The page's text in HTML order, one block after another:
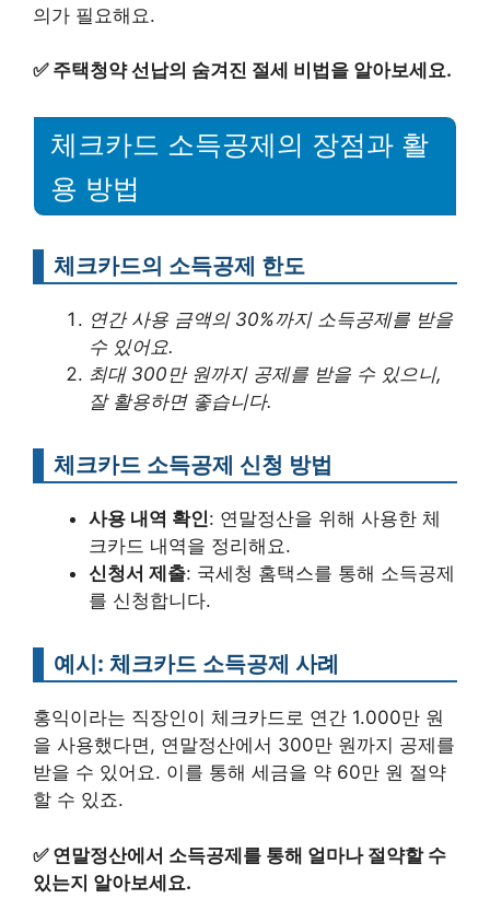
의가 필요해요.
✅ 주택청약 선납의 숨겨진 절세 비법을 알아보세요.
체크카드 소득공제의 장점과 활
용 방법
체크카드의 소득공제 한도
연간 사용 금액의 30%까지 소득공제를 받을
수 있어요.
최대 300만 원까지 공제를 받을 수 있으니,
잘 활용하면 좋습니다.
체크카드 소득공제 신청 방법
사용 내역 확인: 연말정산을 위해 사용한 체
크카드 내역을 정리해요.
신청서 제출: 국세청 홈택스를 통해 소득공제
를 신청합니다.
예시: 체크카드 소득공제 사례
홍익이라는 직장인이 체크카드로 연간 1.000만 원
을 사용했다면, 연말정산에서 300만 원까지 공제를
받을 수 있어요. 이를 통해 세금을 약 60만 원 절약
할 수 있죠.
✅ 연말정산에서 소득공제를 통해 얼마나 절약할 수
있는지 알아보세요.